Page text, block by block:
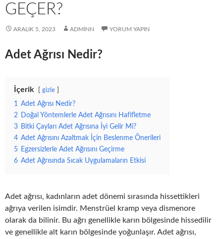
GEÇER?
ARALIK 5, 2023 ADMINN YORUM YAPIN
Adet Ağrısı Nedir?
İçerik gizle
1
Adet Ağrısı Nedir?
2 Doğal Yöntemlerle Adet Ağrısını Hafifletme
3 Bitki Çayları Adet Ağrısına İyi Gelir Mi?
4 Adet Ağrısını Azaltmak İçin Beslenme Önerileri
5 Egzersizlerle Adet Ağrısını Geçirme
6 Adet Ağrısında Sıcak Uygulamaların Etkisi
Adet ağrısı, kadınların adet dönemi sırasında hissettikleri
ağrıya verilen isimdir. Menstrüel kramp veya dismenore
olarak da bilinir. Bu ağrı genellikle karın bölgesinde hissedilir
ve genellikle alt karın bölgesinde yoğunlaşır. Adet ağrısı,